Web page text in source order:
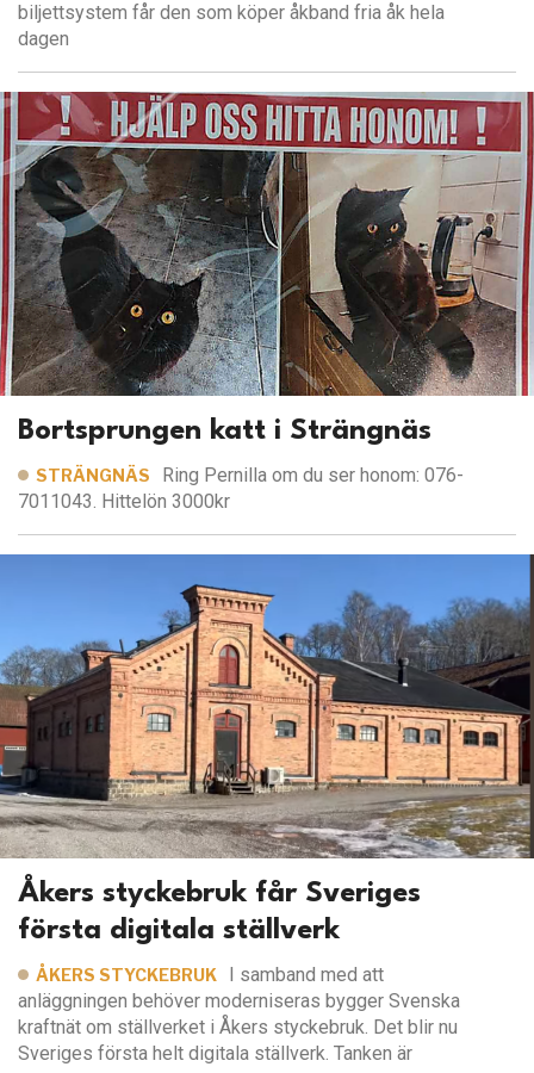
biljettsystem får den som köper åkband fria åk hela
dagen
Bortsprungen katt i Strängnäs
STRÄNGNÄS
Ring Pernilla om du ser honom: 076-
7011043. Hittelön 3000kr
Åkers styckebruk får Sveriges
första digitala ställverk
ÅKERS STYCKEBRUK
I samband med att
anläggningen behöver moderniseras bygger Svenska
kraftnät om ställverket i Åkers styckebruk. Det blir nu
Sveriges första helt digitala ställverk. Tanken är